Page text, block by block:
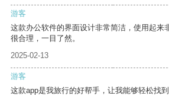
游客
这款办公软件的界面设计非常简洁，使用起来
很合理，一目了然。
2025-02-13
游客
这款app是我旅行的好帮手，让我能够轻松找